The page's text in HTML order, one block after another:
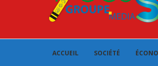
ACCUEIL SOCIÉTÉ